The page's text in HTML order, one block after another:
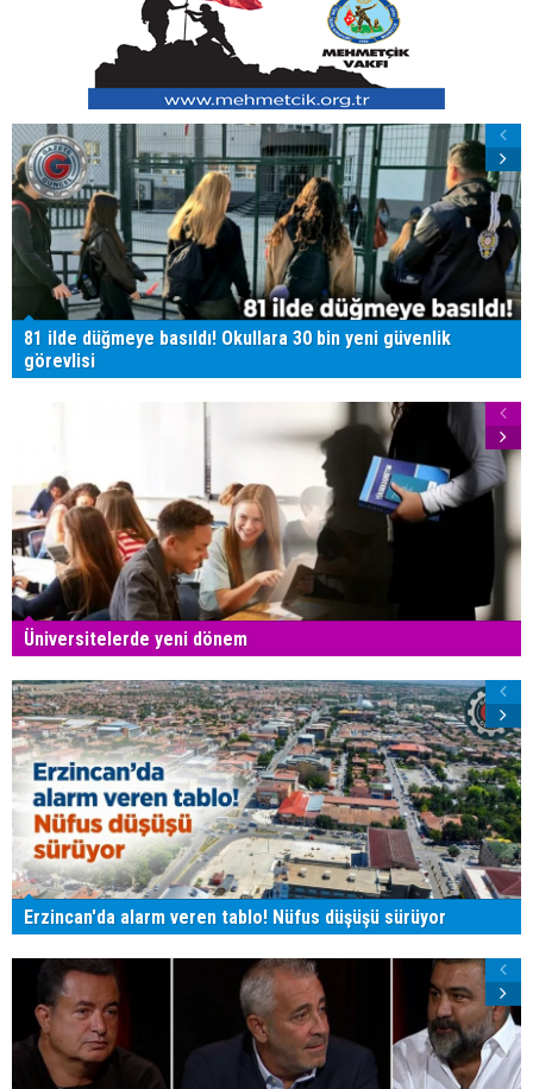
81 ilde düğmeye basıldı! Okullara 30 bin yeni güvenlik
görevlisi
Üniversitelerde yeni dönem
Erzincan'da alarm veren tablo! Nüfus düşüşü sürüyor